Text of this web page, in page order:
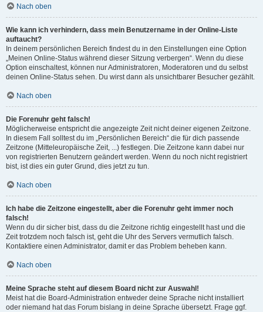
Nach oben
Wie kann ich verhindern, dass mein Benutzername in der Online-Liste
auftaucht?
In deinem persönlichen Bereich findest du in den Einstellungen eine Option
„Meinen Online-Status während dieser Sitzung verbergen“. Wenn du diese
Option einschaltest, können nur Administratoren, Moderatoren und du selbst
deinen Online-Status sehen. Du wirst dann als unsichtbarer Besucher gezählt.
Nach oben
Die Forenuhr geht falsch!
Möglicherweise entspricht die angezeigte Zeit nicht deiner eigenen Zeitzone.
In diesem Fall solltest du im „Persönlichen Bereich“ die für dich passende
Zeitzone (Mitteleuropäische Zeit, ...) festlegen. Die Zeitzone kann dabei nur
von registrierten Benutzern geändert werden. Wenn du noch nicht registriert
bist, ist dies ein guter Grund, dies jetzt zu tun.
Nach oben
Ich habe die Zeitzone eingestellt, aber die Forenuhr geht immer noch
falsch!
Wenn du dir sicher bist, dass du die Zeitzone richtig eingestellt hast und die
Zeit trotzdem noch falsch ist, geht die Uhr des Servers vermutlich falsch.
Kontaktiere einen Administrator, damit er das Problem beheben kann.
Nach oben
Meine Sprache steht auf diesem Board nicht zur Auswahl!
Meist hat die Board-Administration entweder deine Sprache nicht installiert
oder niemand hat das Forum bislang in deine Sprache übersetzt. Frage ggf.